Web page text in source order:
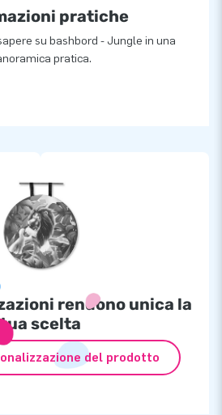
pratiche
su bashbord - Jungle in una
pratica.
rendono unica la
tua scelta
del prodotto